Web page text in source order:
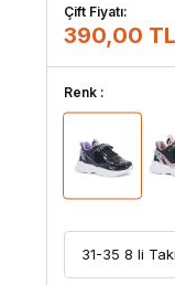
Çift Fiyatı:
390,00
Renk :